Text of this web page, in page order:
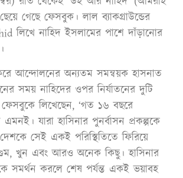
গেছে ফেসবুক। লাল ব্যাকগ্রাউন্ডের
লিখে নাহিদ ইসলামের পাশে দাঁড়ানোর
আন্দোলনের অন্যতম সমন্বয়ক হাসনাত
সময় নাহিদের ওপর নির্যাতনের দুটি
ফেসবুকে লিখেছেন, ‘গত ১৬ বছরে
এমনই। যারা হাসিনার পুনর্বাসন প্রকল্পকে
সেই একই পরিস্থিতিতে ফিরিয়ে
খুন এবং আরও অনেক কিছু। হাসিনার
সমর্থন করলে শেষ পর্যন্ত একই ভয়াবহ